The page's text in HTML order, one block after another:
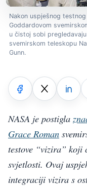
Nakon uspješnog
Goddardovom
u čistoj sobi
svemirskom teleskopu
Gunn.
NASA je postigla
Grace Roman
testove “vizira” koji
svjetlosti. Ovaj
integraciji vizira s